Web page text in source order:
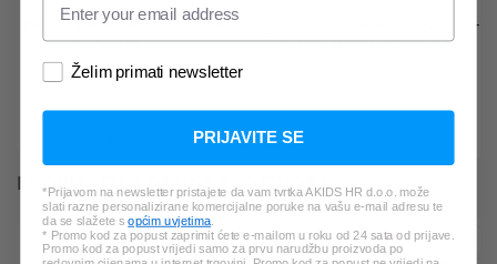
FREEONRider autosjedalica i-
size 100-150 cm
Autosjedalica i-size 76-
150 cm i-Bold i-Size thunder
242,99 €
PROVJERITE I DRUGE PROIZVODE:
10%
KLUB POPUST
20%
KLUB POPUST
Želim primati newsletter
PRIJAVITE SE
*Prijavom na newsletter pristajete da vam tvrtka AKIDS HR d.o.o. može
slati razne personalizirane komercijalne poruke na vašu e-mail adresu te
da se slažete sopćim uvjetima
* Promo kod za popust zaprimit ćete e-mailom u roku od 24 sata od prijave.
Promo kod za popust vrijedi samo za prvu narudžbu proizvoda po